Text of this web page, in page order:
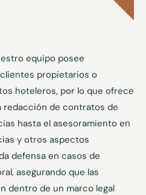
equipo posee
propietarios o
hoteleros, por lo que ofrece
redacción de contratos de
hasta el asesoramiento en
y otros aspectos
defensa en casos de
asegurando que las
dentro de un marco legal